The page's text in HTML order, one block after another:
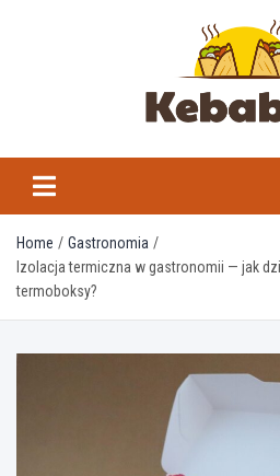
Home
Gastronomia
Izolacja termiczna w gastronomii — jak
termoboksy?